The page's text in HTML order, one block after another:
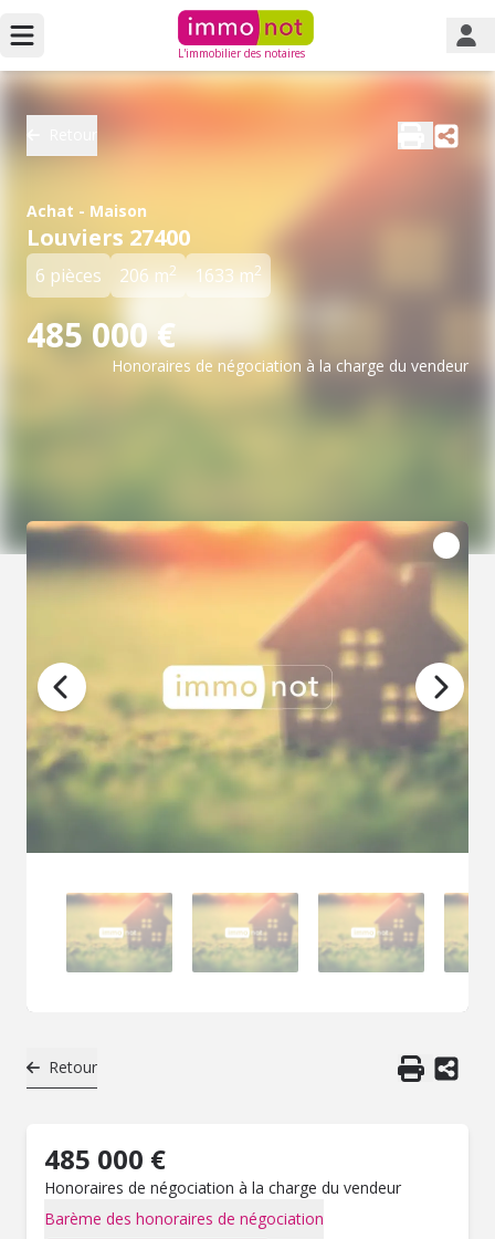
L'immobilier des notaires
Achat - Maison
Louviers 27400
6 pièces 206 m2 1633 m2
485 000 €
Honoraires de négociation à la charge du vendeur
Retour
485 000 €
Honoraires de négociation à la charge du vendeur
Barème des honoraires de négociation